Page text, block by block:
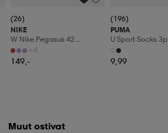
(26)
NIKE
W Nike Pegasus 42
Women's Road Running
+4
149,-
(196)
PUMA
U Sport Socks 3p
9,99
Muut ostivat